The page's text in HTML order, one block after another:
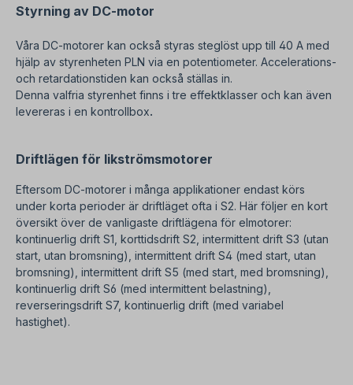
Styrning av DC-motor
Våra DC-motorer kan också styras steglöst upp till 40 A med
hjälp av styrenheten PLN via en potentiometer. Accelerations-
och retardationstiden kan också ställas in.
Denna valfria styrenhet finns i tre effektklasser och kan även
levereras i en kontrollbox.
Driftlägen för likströmsmotorer
Eftersom DC-motorer i många applikationer endast körs
under korta perioder är driftläget ofta i S2. Här följer en kort
översikt över de vanligaste driftlägena för elmotorer:
kontinuerlig drift S1, korttidsdrift S2, intermittent drift S3 (utan
start, utan bromsning), intermittent drift S4 (med start, utan
bromsning), intermittent drift S5 (med start, med bromsning),
kontinuerlig drift S6 (med intermittent belastning),
reverseringsdrift S7, kontinuerlig drift (med variabel
hastighet).